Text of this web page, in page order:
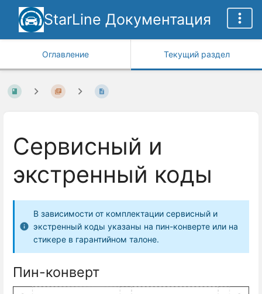
StarLine Документация
Оглавление Текущий раздел
Сервисный и
экстренный коды
В зависимости от комплектации сервисный и
экстренный коды указаны на пин-конверте или на
стикере в гарантийном талоне.
Пин-конверт